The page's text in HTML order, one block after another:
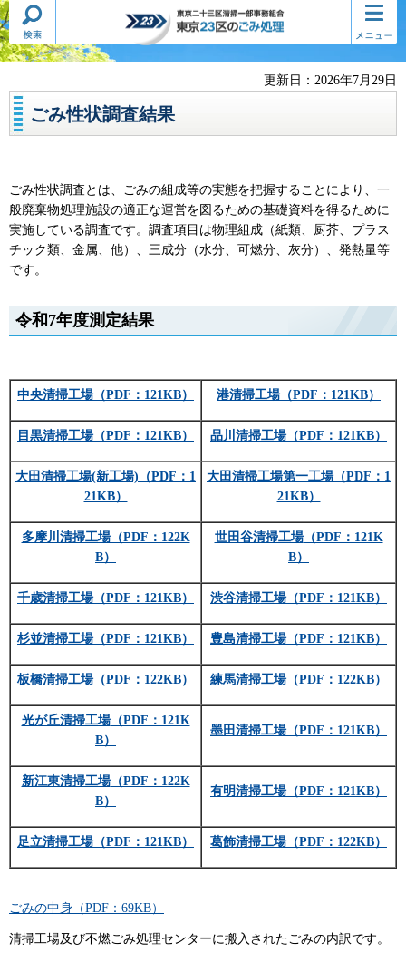
東京二十三区清掃一部事務組合
東京23区のごみ処理
検索・
共通メ
ニュー
コンテ
ンツメ
ニュー
更新日：2026年7月29日
ごみ性状調査結果
ごみ性状調査とは、ごみの組成等の実態を把握することにより、一
般廃棄物処理施設の適正な運営を図るための基礎資料を得るために
実施している調査です。調査項目は物理組成（紙類、厨芥、プラス
チック類、金属、他）、三成分（水分、可燃分、灰分）、発熱量等
です。
令和7年度測定結果
中央清掃工場（PDF：121KB） 港清掃工場（PDF：121KB）
目黒清掃工場（PDF：121KB） 品川清掃工場（PDF：121KB）
大田清掃工場(新工場) （PDF：1
21KB）
大田清掃工場第一工場（PDF：1
21KB）
多摩川清掃工場（PDF：122K
B）
世田谷清掃工場（PDF：121K
B）
千歳清掃工場（PDF：121KB） 渋谷清掃工場（PDF：121KB）
杉並清掃工場（PDF：121KB） 豊島清掃工場（PDF：121KB）
板橋清掃工場（PDF：122KB） 練馬清掃工場（PDF：122KB）
光が丘清掃工場（PDF：121K
B）
墨田清掃工場（PDF：121KB）
新江東清掃工場（PDF：122K
B）
有明清掃工場（PDF：121KB）
足立清掃工場（PDF：121KB） 葛飾清掃工場（PDF：122KB）
ごみの中身（PDF：69KB）
清掃工場及び不燃ごみ処理センターに搬入されたごみの内訳です。